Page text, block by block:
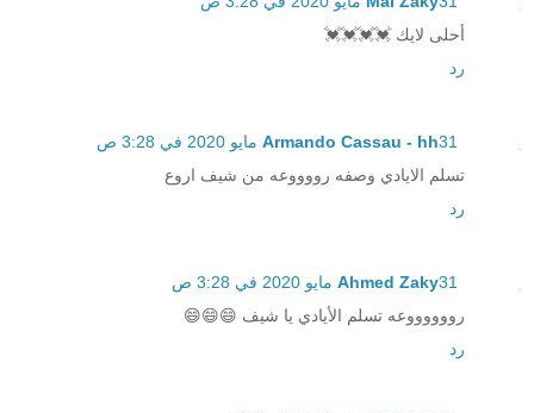
أحلى لايك 💓💓💓💓
رد
Armando Cassau - hh31 مايو 2020 في 3:28 ص
تسلم الايادي وصفه رووووعه من شيف اروع
رد
Ahmed Zaky31 مايو 2020 في 3:28 ص
رووووووعه تسلم الأيادي يا شيف 😄😄😄
رد